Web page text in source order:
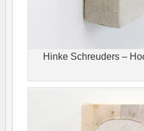
Hinke Schreuders –